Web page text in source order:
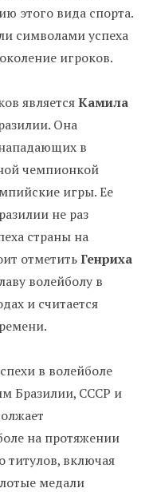
этого вида спорта.
символами успеха
игроков.
являетсяКамила
Она
в
чемпионкой
игры. Ее
не раз
страны на
отметитьГенриха
волейболу в
и считается
в волейболе
Бразилии, СССР и
на протяжении
титулов, включая
медали